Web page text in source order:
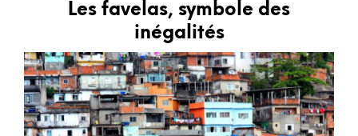
Les favelas, symbole des
inégalités